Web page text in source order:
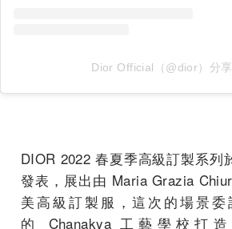
Dior Official（@dior）分
DIOR 2022 春夏季高級訂製系列
發表， 展出由 Maria Grazia
美高級訂製服，這次的場景
的 Chanakya 工藝學校打